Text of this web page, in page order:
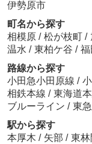
伊勢原市
町名から探す
相模原 / 松が枝町 /
温水 / 東柏ケ谷 / 福
路線から探す
小田急小田原線 /
相鉄本線 / 東海道
ブルーライン / 東
駅から探す
本厚木 / 矢部 / 東林